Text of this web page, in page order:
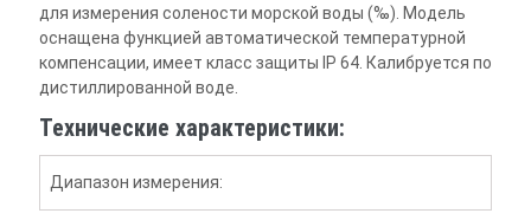
для измерения солености морской воды (‰). Модель
оснащена функцией автоматической температурной
компенсации, имеет класс защиты IP 64. Калибруется по
дистиллированной воде.
Технические характеристики:
Диапазон измерения: